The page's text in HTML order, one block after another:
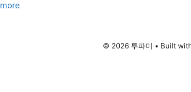
more
© 2026 투파미 • Built